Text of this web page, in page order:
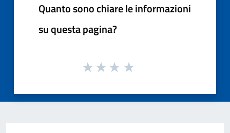
Quanto sono chiare le informazioni
su questa pagina?